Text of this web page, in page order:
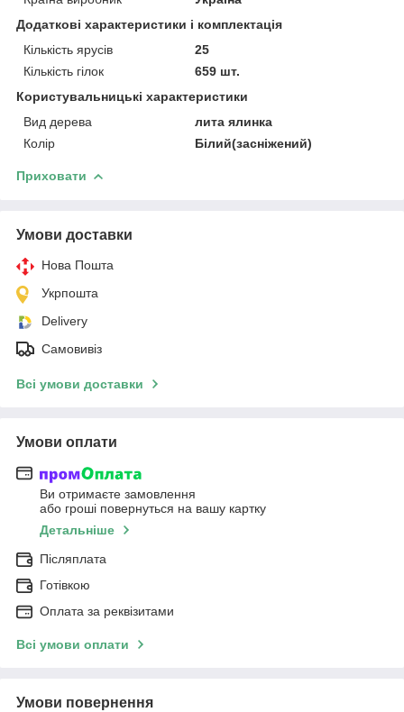
Додаткові характеристики і комплектація
Кількість ярусів
25
Кількість гілок
659 шт.
Користувальницькі характеристики
Вид дерева
лита ялинка
Колір
Білий(засніжений)
Приховати
Умови доставки
Нова Пошта
Укрпошта
Delivery
Самовивіз
Всі умови доставки
Умови оплати
Ви отримаєте замовлення
або гроші повернуться на вашу картку
Детальніше
Післяплата
Готівкою
Оплата за реквізитами
Всі умови оплати
Умови повернення